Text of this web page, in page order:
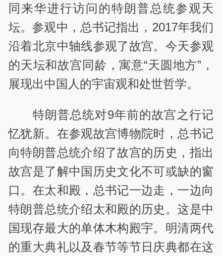
同来华进行访问的特朗普总统参观天
坛。参观中，总书记指出，2017年我们
沿着北京中轴线参观了故宫。今天参观
的天坛和故宫同龄，寓意“天圆地方”，
展现出中国人的宇宙观和处世哲学。
特朗普总统对9年前的故宫之行记
忆犹新。在参观故宫博物院时，总书记
向特朗普总统介绍了故宫的历史，指出
故宫是了解中国历史文化不可或缺的窗
口。在太和殿，总书记一边走，一边向
特朗普总统介绍太和殿的历史。这是中
国现存最大的单体木构殿宇。明清两代
的重大典礼以及春节等节日庆典都在这